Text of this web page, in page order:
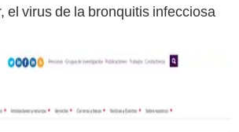
el virus de la bronquitis infecciosa